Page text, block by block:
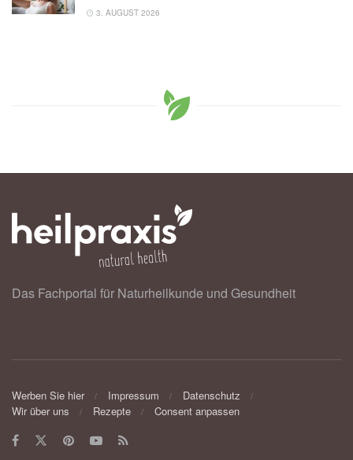
3. AUGUST 2026
Das Fachportal für Naturheilkunde und Gesundheit
Werben Sie hier Impressum
Datenschutz
Wir über uns
Rezepte Consent anpassen